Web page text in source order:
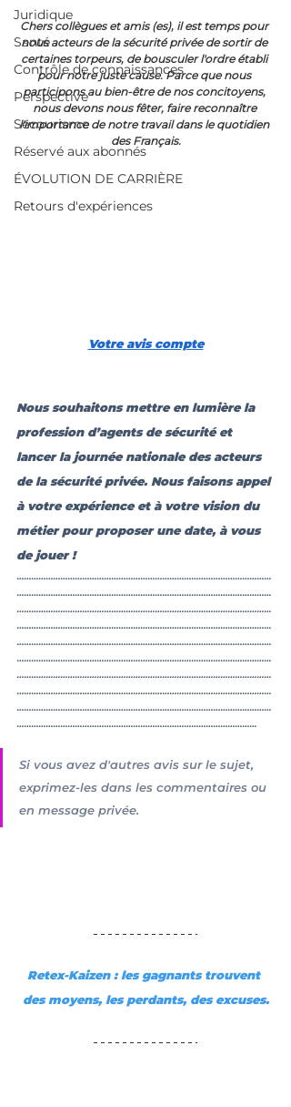
Juridique
Santé
Contrôle de connaissances
Perspective
Secourisme
Réservé aux abonnés
ÉVOLUTION DE CARRIÈRE
Retours d'expériences
Chers collègues et amis (es), il est temps pour
nous acteurs de la sécurité privée de sortir de
certaines torpeurs, de bousculer l'ordre établi
pour notre juste cause. Parce que nous
participons au bien-être de nos concitoyens,
nous devons nous fêter, faire reconnaître
l'importance de notre travail dans le quotidien
des Français.
Votre avis compte
Nous souhaitons mettre en lumière la
profession d’agents de sécurité et
lancer la journée nationale des acteurs
de la sécurité privée. Nous faisons appel
à votre expérience et à votre vision du
métier pour proposer une date, à vous
de jouer !
……………………………………………………………………………………………
……………………………………………………………………………………………
……………………………………………………………………………………………
……………………………………………………………………………………………
……………………………………………………………………………………………
……………………………………………………………………………………………
……………………………………………………………………………………………
……………………………………………………………………………………………
……………………………………………………………………………………………
………………………………………………………………………………………
Si vous avez d'autres avis sur le sujet,
exprimez-les dans les commentaires ou
en message privée.
Retex-Kaizen : les gagnants trouvent
des moyens, les perdants, des excuses.